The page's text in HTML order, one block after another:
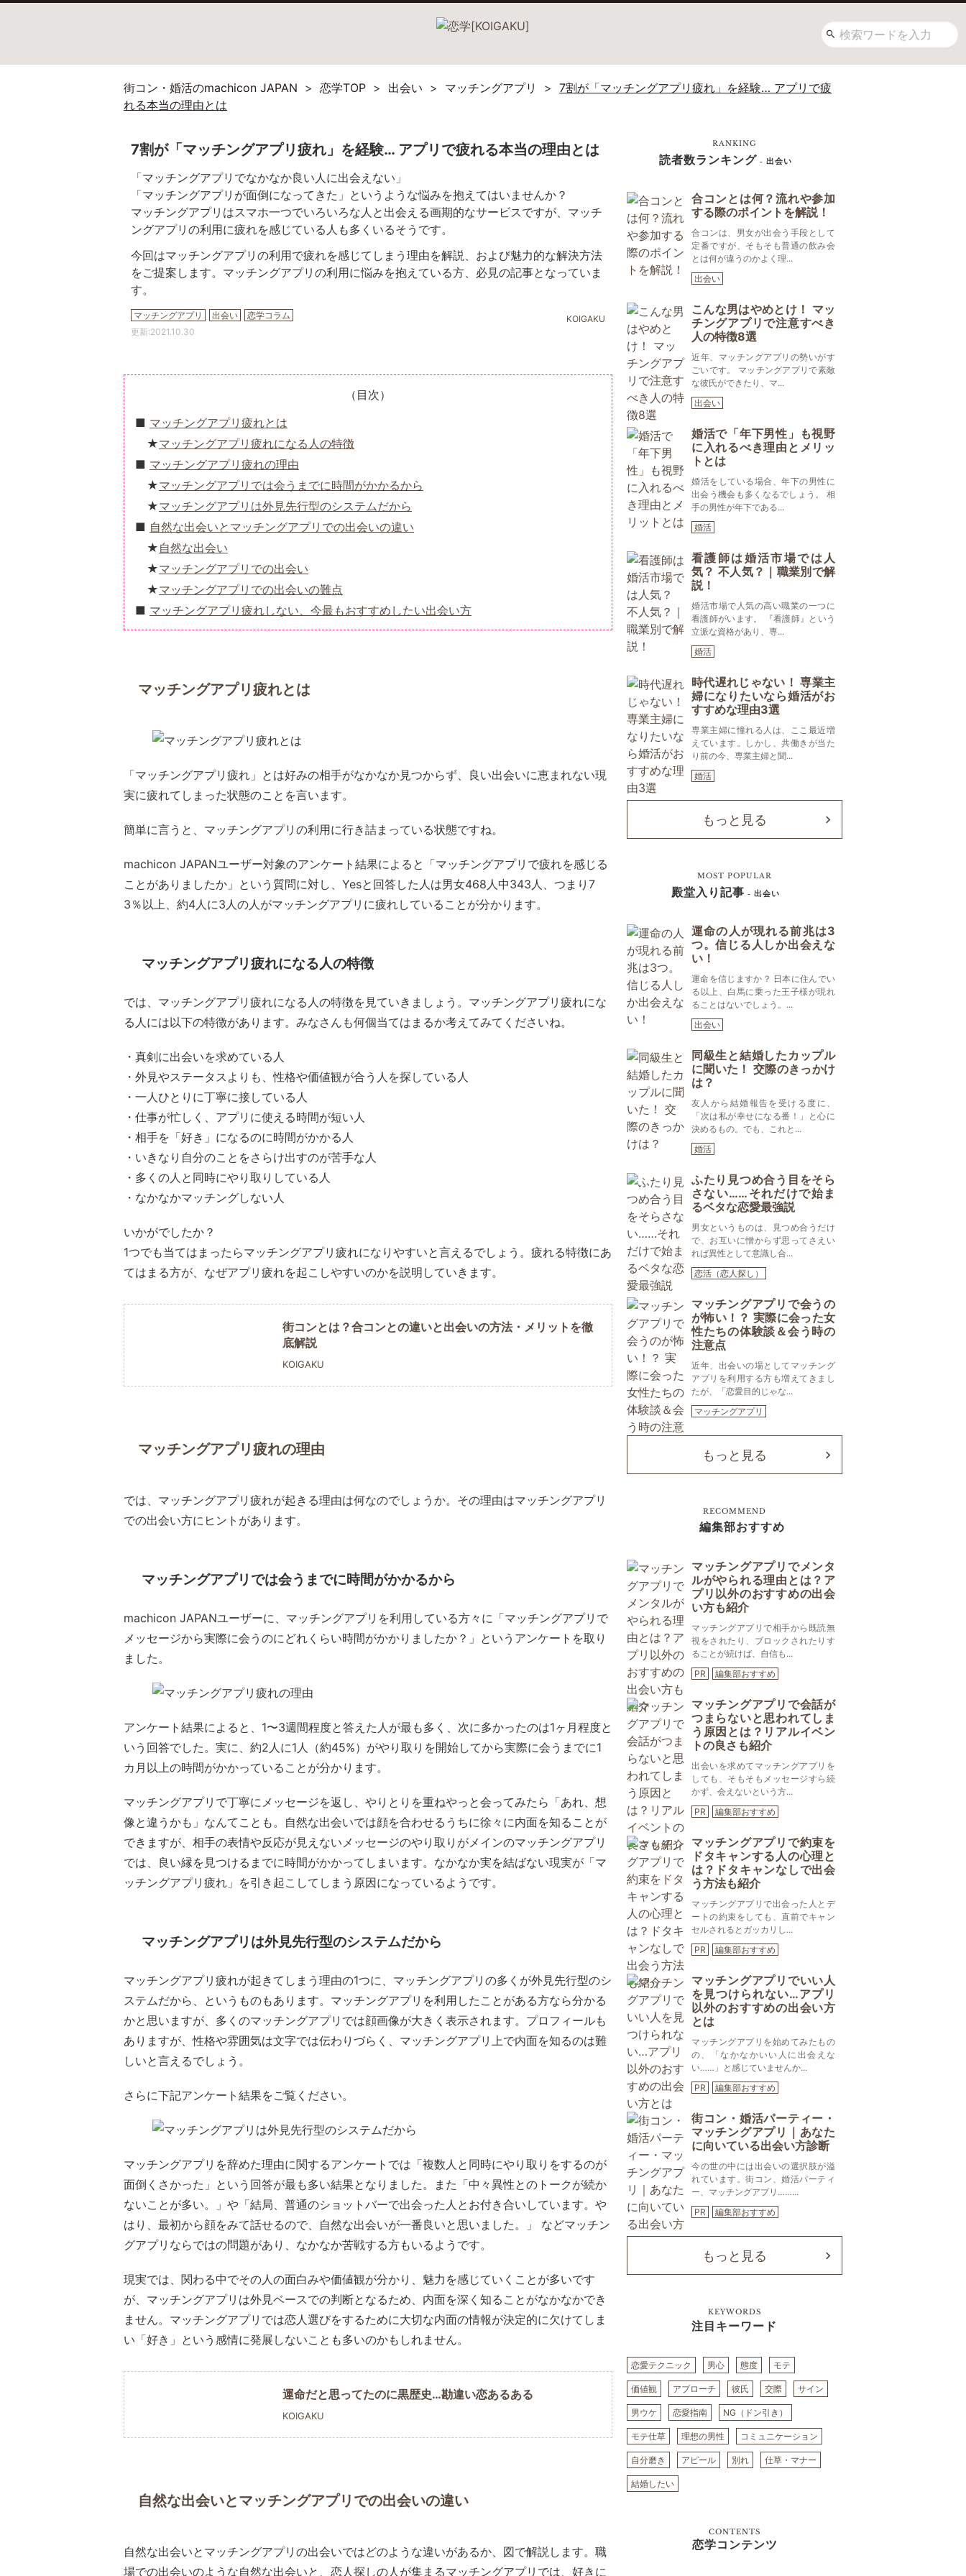
街コン・婚活のmachicon JAPAN 恋学TOP 出会い マッチングアプリ
7割が「マッチングアプリ疲れ」を経験… アプリで疲
れる本当の理由とは
7割が「マッチングアプリ疲れ」を経験… アプリで疲れる本当の理由とは
「マッチングアプリでなかなか良い人に出会えない」
「マッチングアプリが面倒になってきた」というような悩みを抱えてはいませんか？
マッチングアプリはスマホ一つでいろいろな人と出会える画期的なサービスですが、マッチ
ングアプリの利用に疲れを感じている人も多くいるそうです。
今回はマッチングアプリの利用で疲れを感じてしまう理由を解説、および魅力的な解決方法
をご提案します。マッチングアプリの利用に悩みを抱えている方、必見の記事となっていま
す。
マッチングアプリ 出会い 恋学コラム
KOIGAKU
更新:2021.10.30
（目次）
マッチングアプリ疲れとは
マッチングアプリ疲れになる人の特徴
マッチングアプリ疲れの理由
マッチングアプリでは会うまでに時間がかかるから
マッチングアプリは外見先行型のシステムだから
自然な出会いとマッチングアプリでの出会いの違い
自然な出会い
マッチングアプリでの出会い
マッチングアプリでの出会いの難点
マッチングアプリ疲れしない、今最もおすすめしたい出会い方
マッチングアプリ疲れとは
「マッチングアプリ疲れ」とは好みの相手がなかなか見つからず、良い出会いに恵まれない現
実に疲れてしまった状態のことを言います。
簡単に言うと、マッチングアプリの利用に行き詰まっている状態ですね。
machicon JAPANユーザー対象のアンケート結果によると 「マッチングアプリで疲れを感じる
ことがありましたか」という質問に対し、Yesと回答した人は男女468人中343人、つまり7
3％以上、約4人に3人の人がマッチングアプリに疲れしていることが分かります。
マッチングアプリ疲れになる人の特徴
では、マッチングアプリ疲れになる人の特徴を見ていきましょう。マッチングアプリ疲れにな
る人には以下の特徴があります。みなさんも何個当てはまるか考えてみてくださいね。
・真剣に出会いを求めている人
・外見やステータスよりも、性格や価値観が合う人を探している人
・一人ひとりに丁寧に接している人
・仕事が忙しく、アプリに使える時間が短い人
・相手を「好き」になるのに時間がかかる人
・いきなり自分のことをさらけ出すのが苦手な人
・多くの人と同時にやり取りしている人
・なかなかマッチングしない人
いかがでしたか？
1つでも当てはまったらマッチングアプリ疲れになりやすいと言えるでしょう。疲れる特徴にあ
てはまる方が、なぜアプリ疲れを起こしやすいのかを説明していきます。
街コンとは？合コンとの違いと出会いの方法・メリットを徹
底解説
KOIGAKU
マッチングアプリ疲れの理由
では、マッチングアプリ疲れが起きる理由は何なのでしょうか。その理由はマッチングアプリ
での出会い方にヒントがあります。
マッチングアプリでは会うまでに時間がかかるから
machicon JAPANユーザーに、マッチングアプリを利用している方々に「マッチングアプリで
メッセージから実際に会うのにどれくらい時間がかかりましたか？」というアンケートを取り
ました。
アンケート結果によると、1〜3週間程度と答えた人が最も多く、次に多かったのは1ヶ月程度と
いう回答でした。実に、約2人に1人（約45%）がやり取りを開始してから実際に会うまでに1
カ月以上の時間がかかっていることが分かります。
マッチングアプリで丁寧にメッセージを返し、やりとりを重ねやっと会ってみたら「あれ、想
像と違うかも」なんてことも。自然な出会いでは顔を合わせるうちに徐々に内面を知ることが
できますが、相手の表情や反応が見えないメッセージのやり取りがメインのマッチングアプリ
では、良い縁を見つけるまでに時間がかかってしまいます。なかなか実を結ばない現実が「マ
ッチングアプリ疲れ」を引き起こしてしまう原因になっているようです。
マッチングアプリは外見先行型のシステムだから
マッチングアプリ疲れが起きてしまう理由の1つに、マッチングアプリの多くが外見先行型のシ
ステムだから、というものもあります。マッチングアプリを利用したことがある方なら分かる
かと思いますが、多くのマッチングアプリでは顔画像が大きく表示されます。プロフィールも
ありますが、性格や雰囲気は文字では伝わりづらく、マッチングアプリ上で内面を知るのは難
しいと言えるでしょう。
さらに下記アンケート結果をご覧ください。
マッチングアプリを辞めた理由に関するアンケートでは「複数人と同時にやり取りをするのが
面倒くさかった」という回答が最も多い結果となりました。また「中々異性とのトークが続か
ないことが多い。」や「結局、普通のショットバーで出会った人とお付き合いしています。や
はり、最初から顔をみて話せるので、自然な出会いが一番良いと思いました。」 などマッチン
グアプリならではの問題があり、なかなか苦戦する方もいるようです。
現実では、関わる中でその人の面白みや価値観が分かり、魅力を感じていくことが多いです
が、マッチングアプリは外見ベースでの判断となるため、内面を深く知ることがなかなかでき
ません。マッチングアプリでは恋人選びをするために大切な内面の情報が決定的に欠けてしま
い「好き」という感情に発展しないことも多いのかもしれません。
運命だと思ってたのに黒歴史…勘違い恋あるある
KOIGAKU
自然な出会いとマッチングアプリでの出会いの違い
自然な出会いとマッチングアプリの出会いではどのような違いがあるか、図で解説します。職
場での出会いのような自然な出会いと、恋人探しの人が集まるマッチングアプリでは、好きに
RANKING
読者数ランキング - 出会い
合コンとは何？流れや参加
する際のポイントを解説！
合コンは、男女が出会う手段として
定番ですが、そもそも普通の飲み会
とは何が違うのかよく理...
出会い
こんな男はやめとけ！ マッ
チングアプリで注意すべき
人の特徴8選
近年、マッチングアプリの勢いがす
ごいです。 マッチングアプリで素敵
な彼氏ができたり、マ...
出会い
婚活で「年下男性」も視野
に入れるべき理由とメリッ
トとは
婚活をしている場合、年下の男性に
出会う機会も多くなるでしょう。 相
手の男性が年下である...
婚活
看護師は婚活市場では人
気？ 不人気？｜職業別で解
説！
婚活市場で人気の高い職業の一つに
看護師がいます。 『看護師』という
立派な資格があり、専...
婚活
時代遅れじゃない！ 専業主
婦になりたいなら婚活がお
すすめな理由3選
専業主婦に憧れる人は、ここ最近増
えています。しかし、共働きが当た
り前の今、専業主婦と聞...
婚活
もっと見る
MOST POPULAR
殿堂入り記事 - 出会い
運命の人が現れる前兆は3
つ。信じる人しか出会えな
い！
運命を信じますか？ 日本に住んでい
る以上、白馬に乗った王子様が現れ
ることはないでしょう。...
出会い
同級生と結婚したカップル
に聞いた！ 交際のきっかけ
は？
友人から結婚報告を受ける度に、
「次は私が幸せになる番！」と心に
決めるもの。でも、これと...
婚活
ふたり見つめ合う目をそら
さない……それだけで始ま
るベタな恋愛最強説
男女というものは、見つめ合うだけ
で、お互いに憎からず思ってさえい
れば異性として意識し合...
恋活（恋人探し）
マッチングアプリで会うの
が怖い！？ 実際に会った女
性たちの体験談＆会う時の
注意点
近年、出会いの場としてマッチング
アプリを利用する方も増えてきまし
たが、「恋愛目的じゃな...
マッチングアプリ
もっと見る
RECOMMEND
編集部おすすめ
マッチングアプリでメンタ
ルがやられる理由とは？ア
プリ以外のおすすめの出会
い方も紹介
マッチングアプリで相手から既読無
視をされたり、ブロックされたりす
ることが続けば、自信も...
PR
編集部おすすめ
マッチングアプリで会話が
つまらないと思われてしま
う原因とは？リアルイベン
トの良さも紹介
出会いを求めてマッチングアプリを
しても、そもそもメッセージすら続
かず、会えないという方...
PR
編集部おすすめ
マッチングアプリで約束を
ドタキャンする人の心理と
は？ドタキャンなしで出会
う方法も紹介
マッチングアプリで出会った人とデ
ートの約束をしても、直前でキャン
セルされるとガッカリし...
PR
編集部おすすめ
マッチングアプリでいい人
を見つけられない…アプリ
以外のおすすめの出会い方
とは
マッチングアプリを始めてみたもの
の、「なかなかいい人に出会えな
い……」と感じていませんか...
PR
編集部おすすめ
街コン・婚活パーティー・
マッチングアプリ｜あなた
に向いている出会い方診断
今の世の中には出会いの選択肢が溢
れています。街コン、婚活パーティ
ー、マッチングアプリ……...
PR
編集部おすすめ
もっと見る
KEYWORDS
注目キーワード
恋愛テクニック 男心 態度 モテ
価値観 アプローチ 彼氏 交際 サイン
男ウケ 恋愛指南 NG（ドン引き）
モテ仕草 理想の男性 コミュニケーション
自分磨き アピール 別れ 仕草・マナー
結婚したい
CONTENTS
恋学コンテンツ